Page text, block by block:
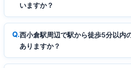
いますか？
西小倉駅周辺で駅から徒歩5分以内
ありますか？